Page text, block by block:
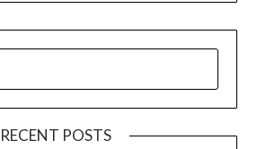
RECENT POSTS